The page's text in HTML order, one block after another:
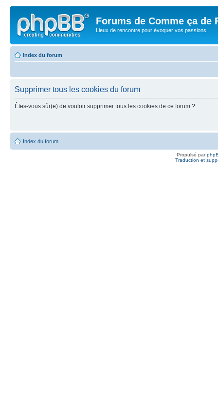
Forums de Comme ça de
Lieux de rencontre pour évoquer vos passions
Index du forum
Supprimer tous les cookies du forum
Êtes-vous sûr(e) de vouloir supprimer tous les cookies de ce forum ?
Index du forum
Propulsé par
Traduction et